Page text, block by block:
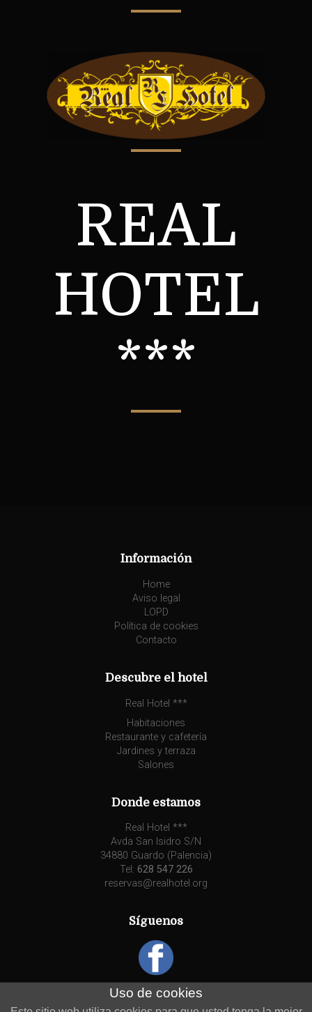
REAL
HOTEL
***
Información
Home
Aviso legal
LOPD
Política de cookies
Contacto
Descubre el hotel
Real Hotel ***
Habitaciones
Restaurante y cafetería
Jardines y terraza
Salones
Donde estamos
Real Hotel ***
Avda San Isidro S/N
34880 Guardo (Palencia)
Tel: 628 547 226
reservas@realhotel.org
Síguenos
Uso de cookies